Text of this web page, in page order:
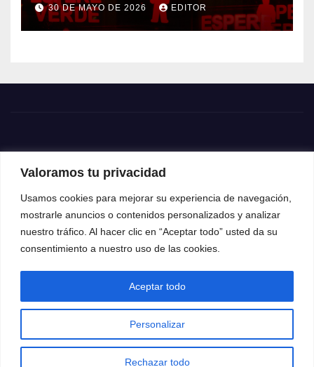
Valoramos tu privacidad
Usamos cookies para mejorar su experiencia de navegación,
mostrarle anuncios o contenidos personalizados y analizar
nuestro tráfico. Al hacer clic en “Aceptar todo” usted da su
consentimiento a nuestro uso de las cookies.
Personalizar
Rechazar todo
Aceptar todo
30 DE MAYO DE 2026 EDITOR
Funciona gracias a WordPress|Tema: News Way por
Contacto Política de privacidad